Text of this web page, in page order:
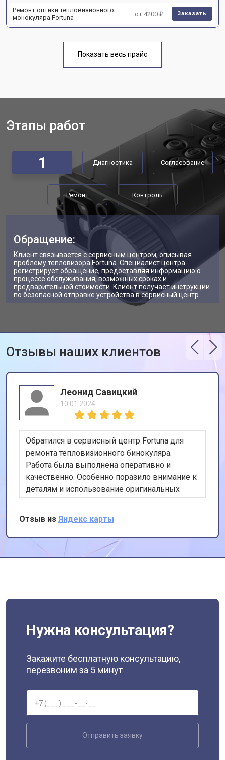
Ремонт оптики тепловизионного
монокуляра Fortuna
от 4200 ₽ Заказать
Показать весь прайс
Этапы работ
1 Диагностика Согласование
Ремонт Контроль
Обращение:
Клиент связывается с сервисным центром, описывая
проблему тепловизора Fortuna. Специалист центра
регистрирует обращение, предоставляя информацию о
процессе обслуживания, возможных сроках и
предварительной стоимости. Клиент получает инструкции
по безопасной отправке устройства в сервисный центр.
Отзывы наших клиентов
Леонид Савицкий
10.01.2024
Обратился в сервисный центр Fortuna для
ремонта тепловизионного бинокуляра.
Работа была выполнена оперативно и
качественно. Особенно поразило внимание к
деталям и использование оригинальных
запчастей. Спасибо за профессионализм и
отличный сервис!
Отзыв из Яндекс карты
Нужна консультация?
Закажите бесплатную консультацию,
перезвоним за 5 минут
Отправить заявку